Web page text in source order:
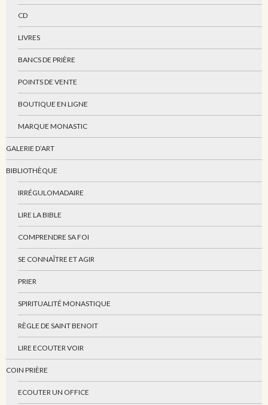
CD
LIVRES
BANCS DE PRIÈRE
POINTS DE VENTE
BOUTIQUE EN LIGNE
MARQUE MONASTIC
GALERIE D’ART
BIBLIOTHÈQUE
IRRÉGULOMADAIRE
LIRE LA BIBLE
COMPRENDRE SA FOI
SE CONNAÎTRE ET AGIR
PRIER
SPIRITUALITÉ MONASTIQUE
RÈGLE DE SAINT BENOIT
LIRE ECOUTER VOIR
COIN PRIÈRE
ECOUTER UN OFFICE